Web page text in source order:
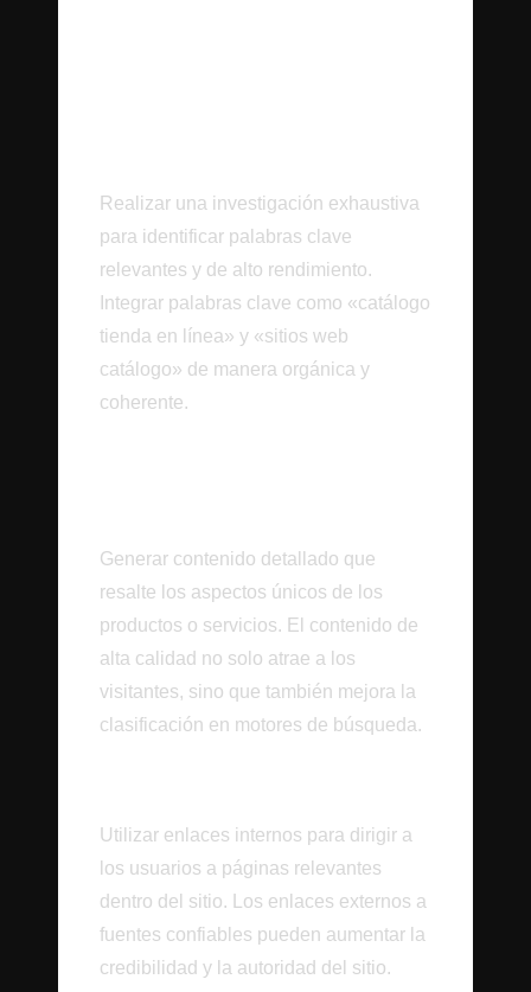
Realizar una investigación exhaustiva
para identificar palabras clave
relevantes y de alto rendimiento.
Integrar palabras clave como «catálogo
tienda en línea» y «sitios web
catálogo» de manera orgánica y
coherente.
Generar contenido detallado que
resalte los aspectos únicos de los
productos o servicios. El contenido de
alta calidad no solo atrae a los
visitantes, sino que también mejora la
clasificación en motores de búsqueda.
Utilizar enlaces internos para dirigir a
los usuarios a páginas relevantes
dentro del sitio. Los enlaces externos a
fuentes confiables pueden aumentar la
credibilidad y la autoridad del sitio.